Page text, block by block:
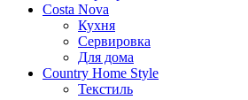
Costa Nova
Кухня
Сервировка
Для дома
Country Home Style
Текстиль